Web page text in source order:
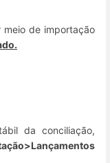
meio de importação
da conciliação,